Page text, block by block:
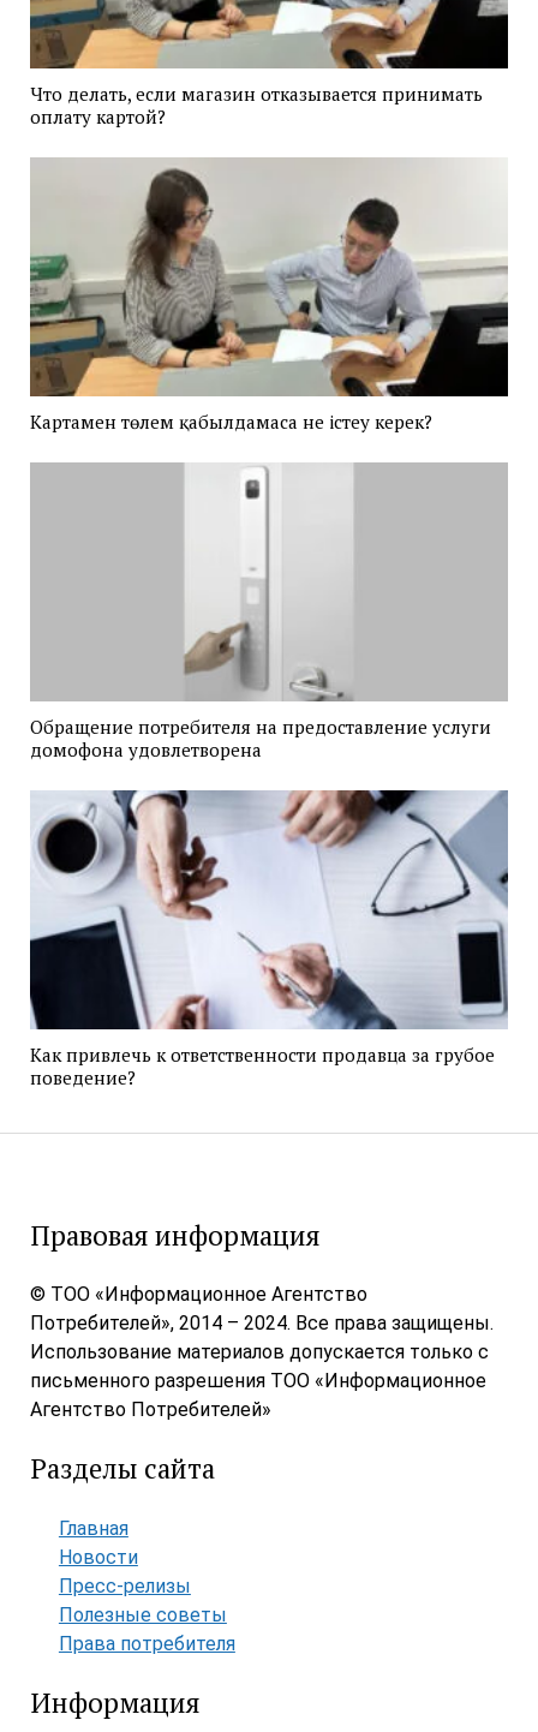
Что делать, если магазин отказывается принимать
оплату картой?
Картамен төлем қабылдамаса не істеу керек?
Обращение потребителя на предоставление услуги
домофона удовлетворена
Как привлечь к ответственности продавца за грубое
поведение?
Правовая информация
© ТОО «Информационное Агентство
Потребителей», 2014 – 2024. Все права защищены.
Использование материалов допускается только с
письменного разрешения ТОО «Информационное
Агентство Потребителей»
Разделы сайта
Главная
Новости
Пресс-релизы
Полезные советы
Права потребителя
Информация